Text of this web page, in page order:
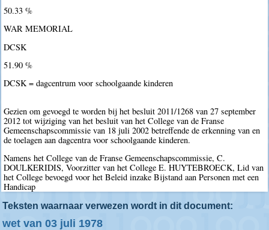
50.33 %
WAR MEMORIAL
DCSK
51.90 %
DCSK = dagcentrum voor schoolgaande kinderen
Gezien om gevoegd te worden bij het besluit 2011/1268 van 27 september
2012 tot wijziging van het besluit van het College van de Franse
Gemeenschapscommissie van 18 juli 2002 betreffende de erkenning van en
de toelagen aan dagcentra voor schoolgaande kinderen.
Namens het College van de Franse Gemeenschapscommissie, C.
DOULKERIDIS, Voorzitter van het College E. HUYTEBROECK, Lid van
het College bevoegd voor het Beleid inzake Bijstand aan Personen met een
Handicap
Teksten waarnaar verwezen wordt in dit document:
wet van 03 juli 1978